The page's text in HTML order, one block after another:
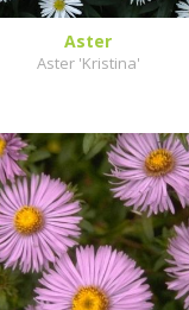
Aster
Aster 'Kristina'